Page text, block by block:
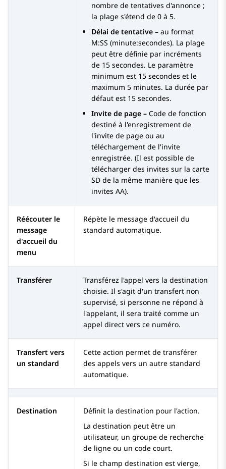
nombre de tentatives d'annonce ;
la plage s'étend de 0 à 5.
Délai de tentative – au format
M:SS (minute:secondes). La plage
peut être définie par incréments
de 15 secondes. Le paramètre
minimum est 15 secondes et le
maximum 5 minutes. La durée par
défaut est 15 secondes.
Invite de page – Code de fonction
destiné à l'enregistrement de
l'invite de page ou au
téléchargement de l'invite
enregistrée. (Il est possible de
télécharger des invites sur la carte
SD de la même manière que les
invites AA).
Réécouter le
message
d'accueil du
menu
Répète le message d'accueil du
standard automatique.
Transférer
Transférez l'appel vers la destination
choisie. Il s'agit d'un transfert non
supervisé, si personne ne répond à
l'appelant, il sera traité comme un
appel direct vers ce numéro.
Transfert vers
un standard
Cette action permet de transférer
des appels vers un autre standard
automatique.
Destination
Définit la destination pour l'action.
La destination peut être un
utilisateur, un groupe de recherche
de ligne ou un code court.
Si le champ destination est vierge,